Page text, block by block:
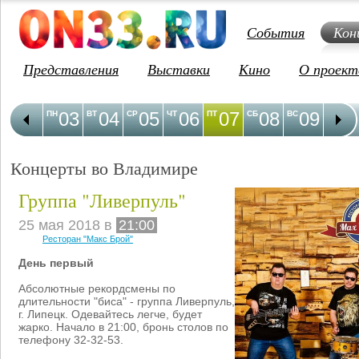
События
Представления
Выставки Кино О
03
ПН 04
ВТ 05
СР 06
ЧТ 07
ПТ 08
СБ 09
ВС 10
ПН
Концерты во Владимире
Группа "Ливерпуль"
25 мая 2018 в 21:00
Ресторан "Макс Брой"
День первый
Абсолютные рекордсмены по
длительности "биса" - группа Ливерпуль,
г. Липецк. Одевайтесь легче, будет
жарко. Начало в 21:00, бронь столов по
телефону 32-32-53.